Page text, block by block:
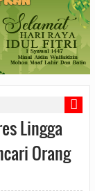
Lingga
Orang